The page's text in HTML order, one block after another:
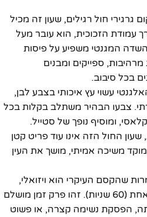
גרגירי חול רגילים, שעון זה מכיל
עמודת הזכוכית, הוא עובר מעל
המגנטי משפיע על פיסות
מרהיבות, ספייקים ומבנים
בכל סיבוב.
עשוי עץ איכותי בצבע לבן,
צבעו הבהיר משתלב בקלות בכל
ומוסיף נופך של סטייל.
שעון החול הזה אינו עוד פריט קטן
משיכה אמיתי, מושך את העין
שהקסם העיקרי הוא ויזואלי,
שעון החול מודד בקירוב דקה אחת (60 שניות). זהו פרק זמן מושלם
הפסקת נשימה קצרה, או פשוט